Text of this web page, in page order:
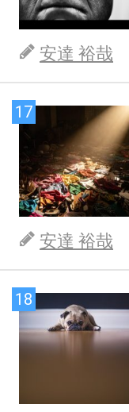
安達 裕哉
17
安達 裕哉
18